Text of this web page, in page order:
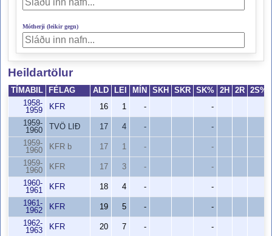
Mótherji (leikir gegn)
Heildartölur
TÍMABIL FÉLAG ALD LEI MÍN SKH SKR SK% 2H 2R
2S%
1958-
1959
KFR 16 1 - -
1959-
1960
TVÖ LIÐ 17 4 - -
1959-
1960
KFR b 17 1 - -
1959-
1960
KFR 17 3 - -
1960-
1961
KFR 18 4 - -
1961-
1962
KFR 19 5 - -
1962-
1963
KFR 20 7 - -